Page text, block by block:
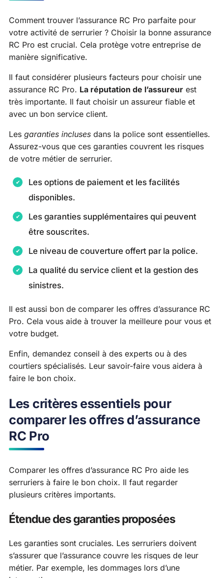
Comment trouver l’assurance RC Pro parfaite pour
votre activité de serrurier ? Choisir la bonne assurance
RC Pro est crucial. Cela protège votre entreprise de
manière significative.
Il faut considérer plusieurs facteurs pour choisir une
assurance RC Pro. La réputation de l’assureur est
très importante. Il faut choisir un assureur fiable et
avec un bon service client.
Les garanties incluses dans la police sont essentielles.
Assurez-vous que ces garanties couvrent les risques
de votre métier de serrurier.
Les options de paiement et les facilités
disponibles.
Les garanties supplémentaires qui peuvent
être souscrites.
Le niveau de couverture offert par la police.
La qualité du service client et la gestion des
sinistres.
Il est aussi bon de comparer les offres d’assurance RC
Pro. Cela vous aide à trouver la meilleure pour vous et
votre budget.
Enfin, demandez conseil à des experts ou à des
courtiers spécialisés. Leur savoir-faire vous aidera à
faire le bon choix.
Les critères essentiels pour
comparer les offres d’assurance
RC Pro
Comparer les offres d’assurance RC Pro aide les
serruriers à faire le bon choix. Il faut regarder
plusieurs critères importants.
Étendue des garanties proposées
Les garanties sont cruciales. Les serruriers doivent
s’assurer que l’assurance couvre les risques de leur
métier. Par exemple, les dommages lors d’une